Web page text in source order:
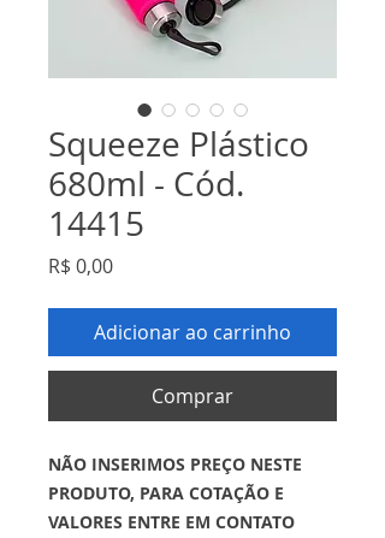
Squeeze Plástico
680ml - Cód.
14415
R$ 0,00Preço
Adicionar ao carrinho
Comprar
NÃO INSERIMOS PREÇO NESTE
PRODUTO, PARA COTAÇÃO E
VALORES ENTRE EM CONTATO